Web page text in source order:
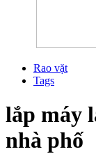
Rao vặt
Tags
lắp máy
nhà phố